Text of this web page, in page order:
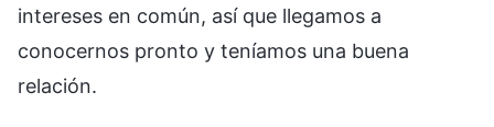
intereses en común, así que llegamos a
conocernos pronto y teníamos una buena
relación.